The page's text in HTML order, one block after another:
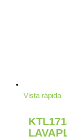
Vista rápida